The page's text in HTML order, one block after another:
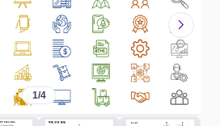
chevron_right
1/4